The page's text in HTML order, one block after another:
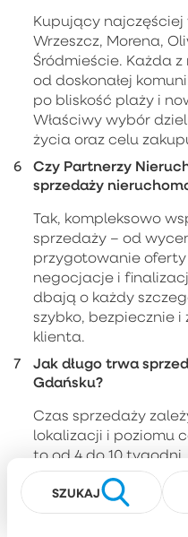
Kupujący
Wrzeszcz, Morena,
Śródmieście. Każda
od doskonałej
po bliskość plaży i
Właściwy wybór
życia oraz celu
Czy Partnerzy
sprzedaży
Tak, kompleksowo
sprzedaży – od
przygotowanie
negocjacje i
dbają o każdy
szybko, bezpiecznie i
klienta.
Jak długo trwa
Gdańsku?
Czas sprzedaży
lokalizacji i poziomu
to od 4 do 10
odpowiednio
agencję Partnerzy
znacznie krótszym
SZUKAJ